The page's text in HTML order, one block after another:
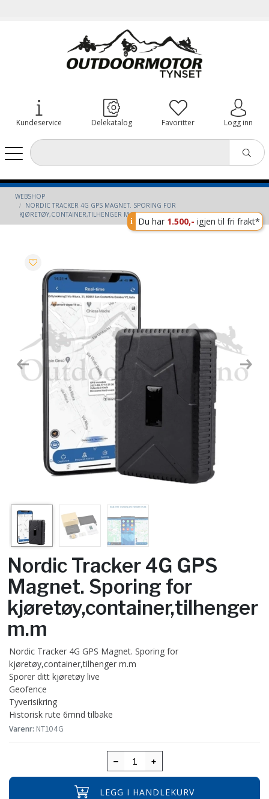
Kundeservice Delekatalog Favoritter Logg inn
WEBSHOP
NORDIC TRACKER 4G GPS MAGNET. SPORING FOR
KJØRETØY,CONTAINER,TILHENGER M.M
Du har 1.500,- igjen til fri frakt*
Previous Next
Nordic Tracker 4G GPS
Magnet. Sporing for
kjøretøy,container,tilhenger
m.m
Nordic Tracker 4G GPS Magnet. Sporing for
kjøretøy,container,tilhenger m.m
Sporer ditt kjøretøy live
Geofence
Tyverisikring
Historisk rute 6mnd tilbake
Varenr: NT104G
LEGG I HANDLEKURV